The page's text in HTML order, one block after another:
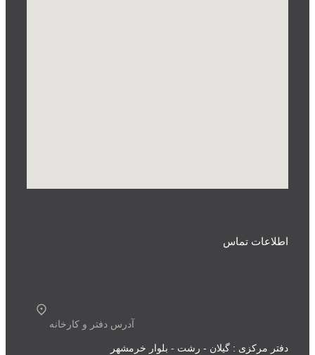
اطلاعات تماس
آدرس دفتر و کارخانه
دفتر مرکزی : گیلان - رشت - بلوار خرمشهر